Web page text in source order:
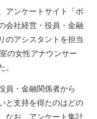
アンケートサイト「ボ
会社経営・役員・金融
のアシスタントを担当
の女性アナウンサー
。
員・金融関係者から
と支持を得たのはどの
なお、アンケート集計